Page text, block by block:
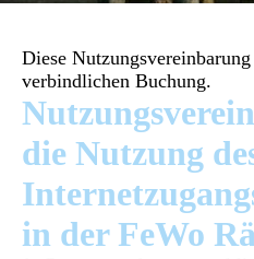
Diese
verbindlichen Buchung.
die Nutzung
in der FeWo